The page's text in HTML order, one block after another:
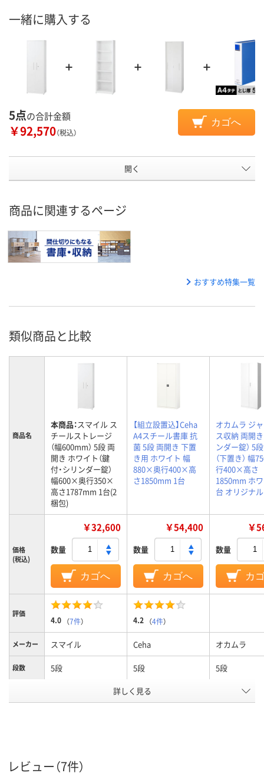
一緒に購入する
5点の合計金額
￥92,570（税込）
カゴへ
開く
商品に関連するページ
おすすめ特集一覧
類似商品と比較
商品名
本商品：スマイル ス
チールストレージ
（幅600mm） 5段 両
開き ホワイト（鍵
付・シリンダー錠）
幅600×奥行350×
高さ1787mm 1台(2
梱包)
【組立設置込】Ceha
A4スチール書庫 抗
菌 5段 両開き 下置
き用 ホワイト 幅
880×奥行400×高
さ1850mm 1台
オカムラ ジ
ス収納 両開き
ンダー錠） 5
（下置き） 幅
行400×高さ
1850mm ホ
台 オリジナル
価格
(税込)
￥32,600
数量
カゴへ
￥54,400
数量
カゴへ
￥
数量
カ
評価
4.0 （7件） 4.2 （4件）
メーカー スマイル Ceha オカムラ
段数 5段 5段 5段
両開き／片開き扉タ
イプ
両開き／片開き扉タ
イプ
両開き書庫
書庫
詳しく見る
レビュー（7件）